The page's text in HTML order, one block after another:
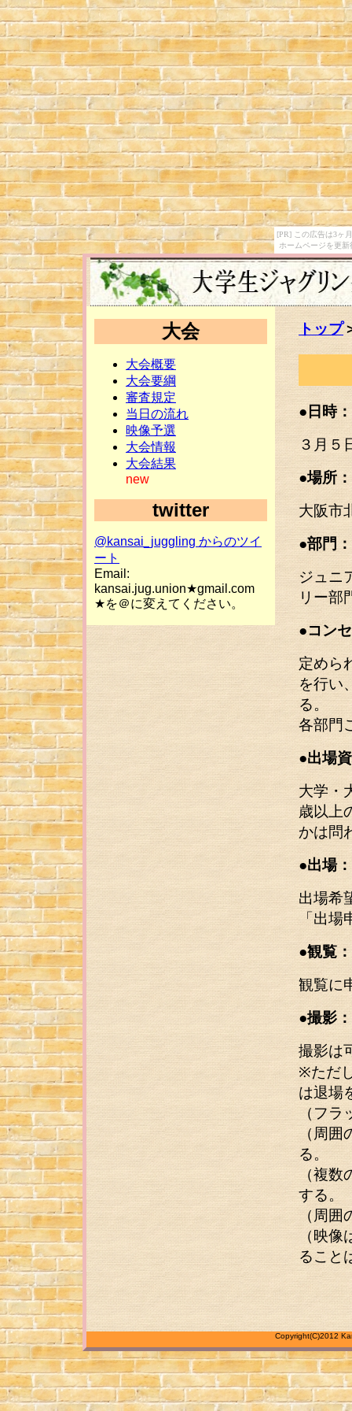
[PR] この広告は3ヶ
ホームページを更
大会
大会概要
大会要綱
審査規定
当日の流れ
映像予選
大会情報
大会結果
new
twitter
@kansai_juggling からのツイ
ート
Email:
kansai.jug.union★gmail.com
★を＠に変えてください。
トップ
●日時：
３月５
●場所：
大阪市
●部門：
ジュニ
リー部
●コン
定めら
を行い
る。
各部門
●出場
大学・
歳以上
かは問
●出場：
出場希
「出場
●観覧：
観覧に
●撮影：
撮影は
※ただ
は退場
（フラ
（周
る。
（複
する。
（周
（映
ること
Copyright(C)2012